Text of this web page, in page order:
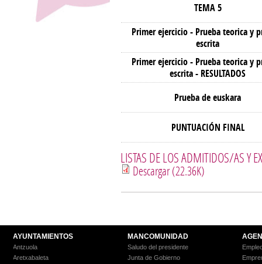
TEMA 5
Primer ejercicio - Prueba teorica y
escrita
Primer ejercicio - Prueba teorica y
escrita - RESULTADOS
Prueba de euskara
PUNTUACIÓN FINAL
LISTAS DE LOS ADMITIDOS/AS Y
Descargar (22.36K)
AYUNTAMIENTOS
Antzuola
Aretxabaleta
MANCOMUNIDAD
Saludo del presidente
Junta de Gobierno